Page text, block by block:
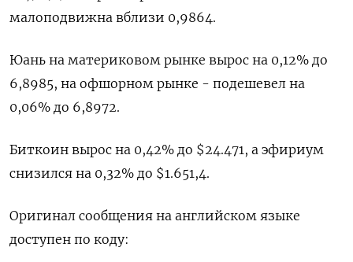
малоподвижна вблизи 0,9864.
Юань на материковом рынке вырос на 0,12% до​
6,8985​, на офшорном рынке - подешевел на
0,06% до 6,8972.
Биткоин вырос на 0,42% до $24.471, а эфириум
снизился на 0,32% до $1.651,4.
Оригинал сообщения на английском языке
доступен по коду: